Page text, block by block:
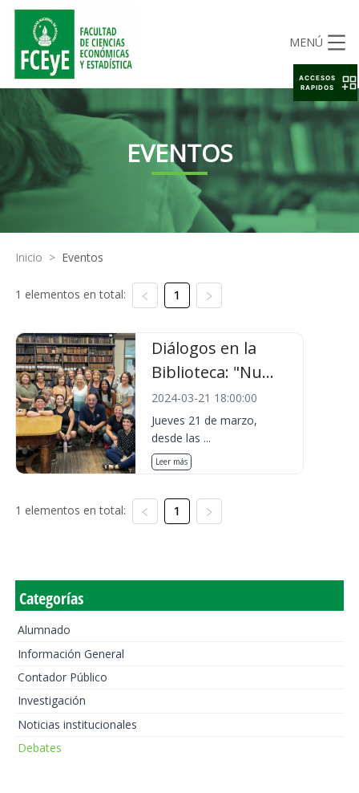
MENÚ
EVENTOS
Inicio > Eventos
1 elementos en total: 1
Diálogos en la
Biblioteca: "Nu...
2024-03-21 18:00:00
Jueves 21 de marzo,
desde las ...
Leer más
1 elementos en total: 1
Categorías
Alumnado
Información General
Contador Público
Investigación
Noticias institucionales
Debates
ACCESOS
RAPIDOS